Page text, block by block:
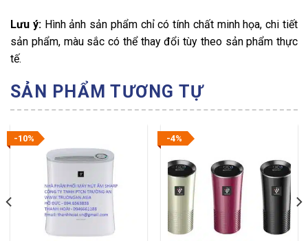
Lưu ý:Hình ảnh sản phẩm chỉ có tính chất minh họa, chi tiết
sản phẩm, màu sắc có thể thay đổi tùy theo sản phẩm thực
tế.
SẢN PHẨM TƯƠNG TỰ
-10% -4%